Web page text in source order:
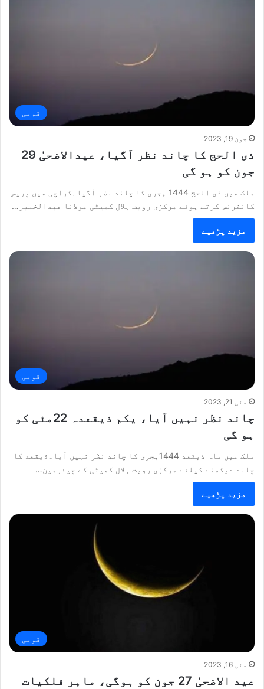
قومی
جون 19, 2023
ذی الحج کا چاند نظر آگیا، عیدالاضحیٰ 29
جون کو ہو گی
ملک میں ذی الحج 1444 ہجری کا چاند نظر آگیا۔کراچی میں پریس
کانفرنس کرتے ہوئے مرکزی رویت ہلال کمیٹی مولانا عبدالخبیر…
مزید پڑھیے
قومی
مئی 21, 2023
چاند نظر نہیں آیا، یکم ذیقعدہ 22مئی کو
ہو گی
ملک میں ماہ ذیقعد 1444ہجری کا چاند نظر نہیں آیا۔ذیقعد کا
چاند دیکھنے کیلئے مرکزی رویت ہلال کمیٹی کے چیئرمین…
مزید پڑھیے
قومی
مئی 16, 2023
عید الاضحیٰ 27 جون کو ہوگی، ماہر فلکیات